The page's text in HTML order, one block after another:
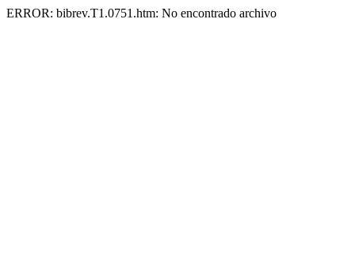
ERROR: bibrev.T1.0751.htm: No encontrado archivo